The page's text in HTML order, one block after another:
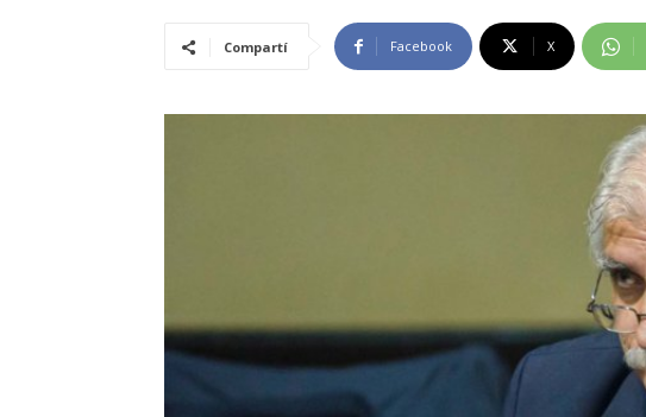
Compartí Facebook X